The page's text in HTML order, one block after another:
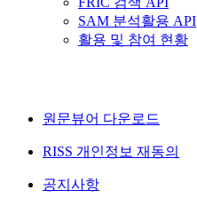
SAM 분석활용 API
활용 및 참여 현황
원문뷰어 다운로드
RISS 개인정보 재동의
공지사항